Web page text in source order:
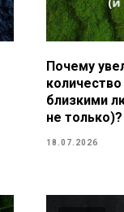
Почему
близкими
не только)?
18.07.2026